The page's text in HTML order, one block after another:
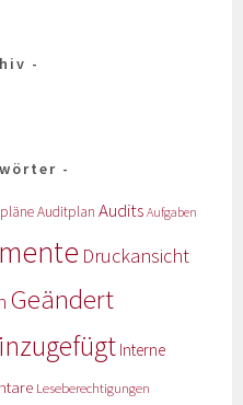
Auditplan Audits Aufgaben
Druckansicht
Geändert
Interne
Leseberechtigungen